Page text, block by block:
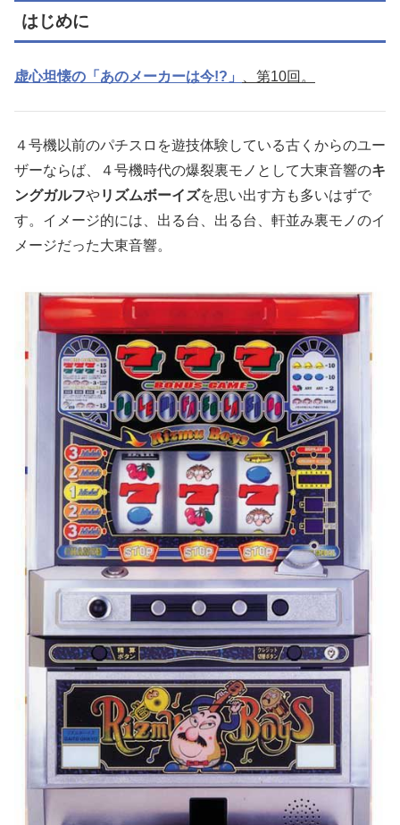
はじめに
虚心坦懐の「あのメーカーは今!?」 、第10回。
４号機以前のパチスロを遊技体験している古くからのユー
ザーならば、４号機時代の爆裂裏モノとして大東音響のキ
ングガルフやリズムボーイズを思い出す方も多いはずで
す。イメージ的には、出る台、出る台、軒並み裏モノのイ
メージだった大東音響。